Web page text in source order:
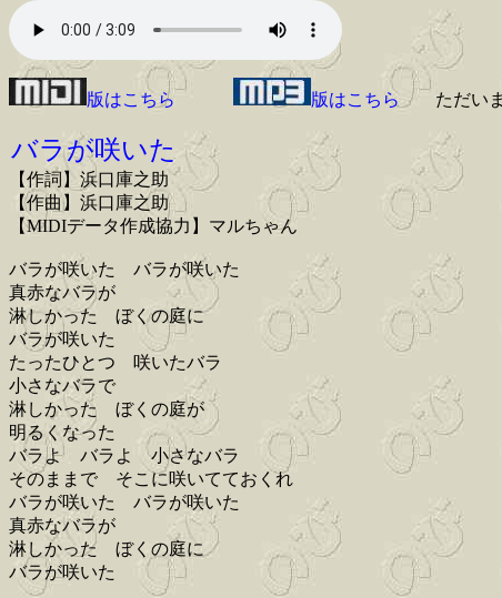
版はこちら 版はこちらただいま
バラが咲いた
【作詞】浜口庫之助
【作曲】浜口庫之助
【MIDIデータ作成協力】マルちゃん
バラが咲いた バラが咲いた
真赤なバラが
淋しかった ぼくの庭に
バラが咲いた
たったひとつ 咲いたバラ
小さなバラで
淋しかった ぼくの庭が
明るくなった
バラよ バラよ 小さなバラ
そのままで そこに咲いてておくれ
バラが咲いた バラが咲いた
真赤なバラが
淋しかった ぼくの庭に
バラが咲いた